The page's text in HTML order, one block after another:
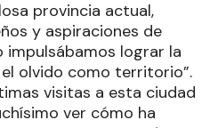
provincia actual,
y aspiraciones de
impulsábamos lograr la
olvido como territorio”.
visitas a esta ciudad
ver cómo ha